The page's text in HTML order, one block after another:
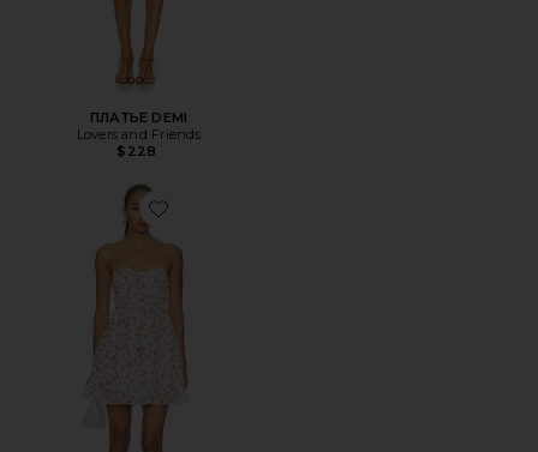
ПЛАТЬЕ DEMI
Lovers and Friends
$228
Favorite МИНИ ПЛАТЬЕ TEAGAN